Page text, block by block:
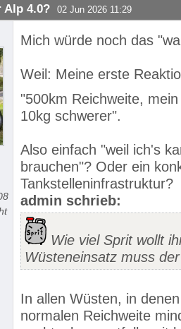
Alp 4.0? 02 Jun 2026 11:29
Mich würde noch das
Weil: Meine erste
"500km Reichweite,
10kg schwerer".
Also einfach "weil ich's
brauchen"? Oder ein
Tankstelleninfrastruktur?
admin schrieb:
Wie viel Sprit wollt
Wüsteneinsatz muss
In allen Wüsten, in
normalen Reichweite